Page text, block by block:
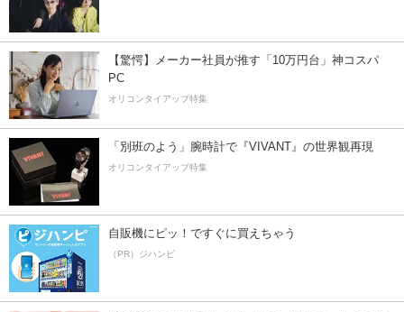
【驚愕】メーカー社員が推す「10万円台」神コスパ
PC
オリコンタイアップ特集
「別班のよう」腕時計で『VIVANT』の世界観再現
オリコンタイアップ特集
自販機にピッ！ですぐに買えちゃう
（PR）ジハンピ